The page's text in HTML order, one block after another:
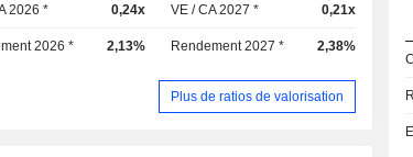
2026 * 0,24x VE / CA 2027 * 0,21x
2026 * 2,13% Rendement 2027 * 2,38%
Plus de ratios de valorisation